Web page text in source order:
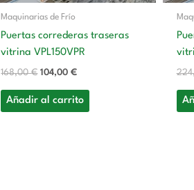
Maquinarias de Frío
Puertas correderas traseras
vitrina VPL150VPR
168,00€ 104,00€
Añadir al carrito